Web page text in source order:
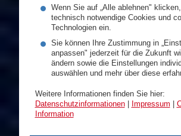
Wenn Sie auf „Alle ablehnen"
technisch notwendige Cookies und
Technologien ein.
Sie können Ihre Zustimmung in
anpassen" jederzeit für die Zukunft
ändern sowie die Einstellungen
auswählen und mehr über diese
Weitere Informationen finden Sie hier:
Datenschutzinformationen| Impressum
Information